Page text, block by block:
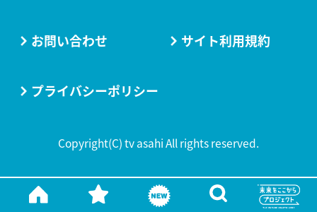
お問い合わせ サイト利用規約
プライバシーポリシー
Copyright(C) tv asahi All rights reserved.